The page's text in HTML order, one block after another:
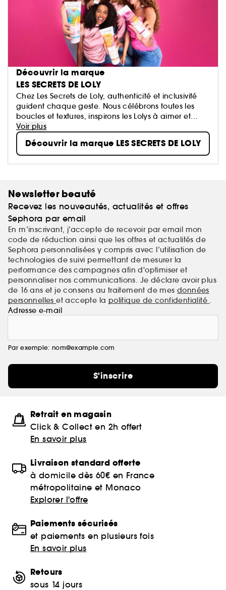
Découvrir la marque
LES SECRETS DE LOLY
Chez Les Secrets de Loly, authenticité et inclusivité
guident chaque geste. Nous célébrons toutes les
boucles et textures, inspirons les Lolys à aimer et
sublimer leurs cheveux naturels grâce à des soins
riches en ingrédients naturels.
Voir plus
Découvrir la marque LES SECRETS DE LOLY
Newsletter beauté
Recevez les nouveautés, actualités et offres
Sephora par email
En m’inscrivant, j’accepte de recevoir par email mon
code de réduction ainsi que les offres et actualités de
Sephora personnalisées y compris avec l’utilisation de
technologies de suivi permettant de mesurer la
performance des campagnes afin d'optimiser et
personnaliser nos communications. Je déclare avoir plus
de 16 ans et je consens au traitement de mes données
personnelleset accepte la politique de confidentialité .
Adresse e-mail
Par exemple: nom@example.com
S'inscrire
Retrait en magasin
Click & Collect en 2h offert
En savoir plus
Livraison standard offerte
à domicile dès 60€ en France
métropolitaine et Monaco
Explorer l'offre
Paiements sécurisés
et paiements en plusieurs fois
En savoir plus
Retours
sous 14 jours